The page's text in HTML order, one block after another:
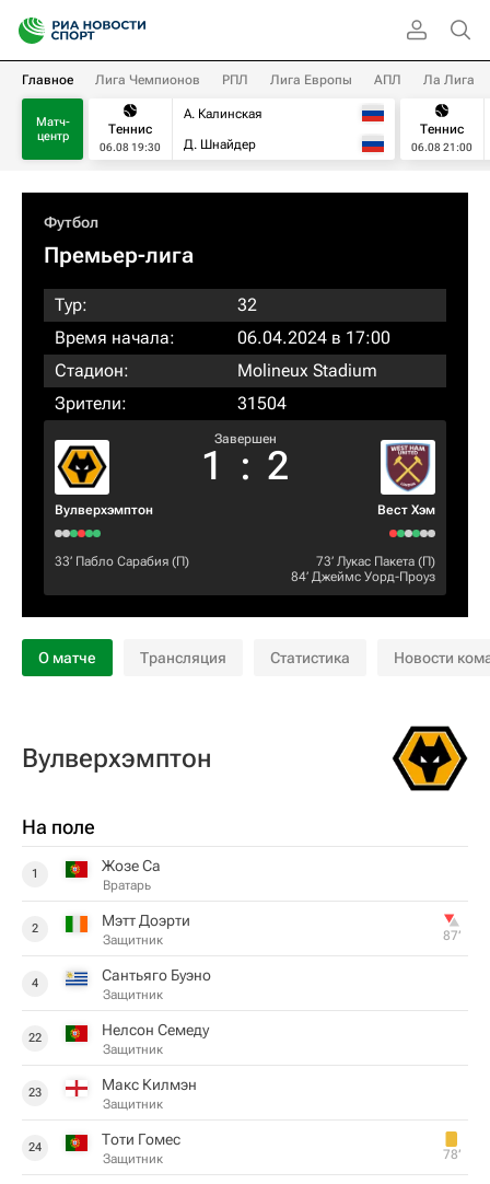
Главное Лига Чемпионов РПЛ Лига Европы АПЛ Ла Лига
Матч-
центр
Теннис
06.08 19:30
А. Калинская
Д. Шнайдер
Теннис
06.08 21:00
Футбол
Премьер-лига
Тур:
32
Время начала:
06.04.2024 в 17:00
Стадион:
Molineux Stadium
Зрители:
31504
Вулверхэмптон
Завершен
1 : 2
Вест Хэм
33‎’‎ Пабло Сарабия (П) 73‎’‎ Лукас Пакета (П)
84‎’‎ Джеймс Уорд-Проуз
О матче Трансляция Статистика Новости
Вулверхэмптон
На поле
1 Жозе Са
Вратарь
2 Мэтт Доэрти
Защитник 87‎’‎
4 Сантьяго Буэно
Защитник
22 Нелсон Семеду
Защитник
23 Макс Килмэн
Защитник
24 Тоти Гомес
Защитник 78‎’‎